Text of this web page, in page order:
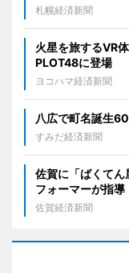
札幌経済新聞
火星を旅するVR
PLOT48に登場
ヨコハマ経済新聞
八広で町名誕生
すみだ経済新聞
佐賀に「ばくて
フォーマーが指導
佐賀経済新聞